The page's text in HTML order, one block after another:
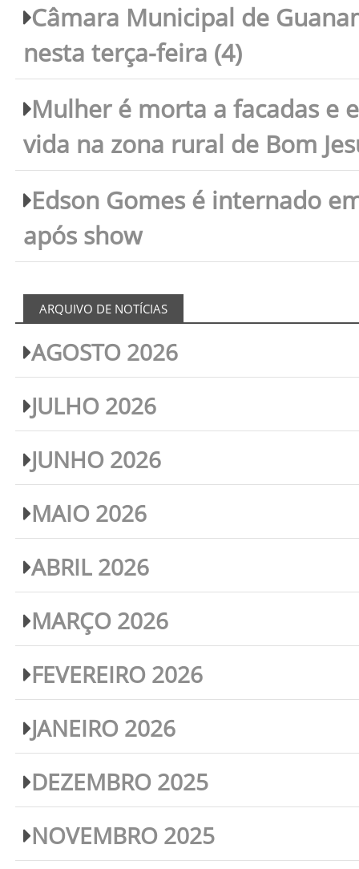
Câmara Municipal de
nesta terça-feira (4)
Mulher é morta a facadas e
vida na zona rural de Bom
Edson Gomes é internado
após show
ARQUIVO DE NOTÍCIAS
AGOSTO 2026
JULHO 2026
JUNHO 2026
MAIO 2026
ABRIL 2026
MARÇO 2026
FEVEREIRO 2026
JANEIRO 2026
DEZEMBRO 2025
NOVEMBRO 2025